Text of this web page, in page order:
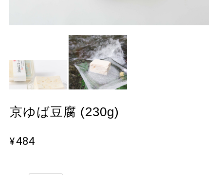
京ゆば豆腐 (230g)
¥484